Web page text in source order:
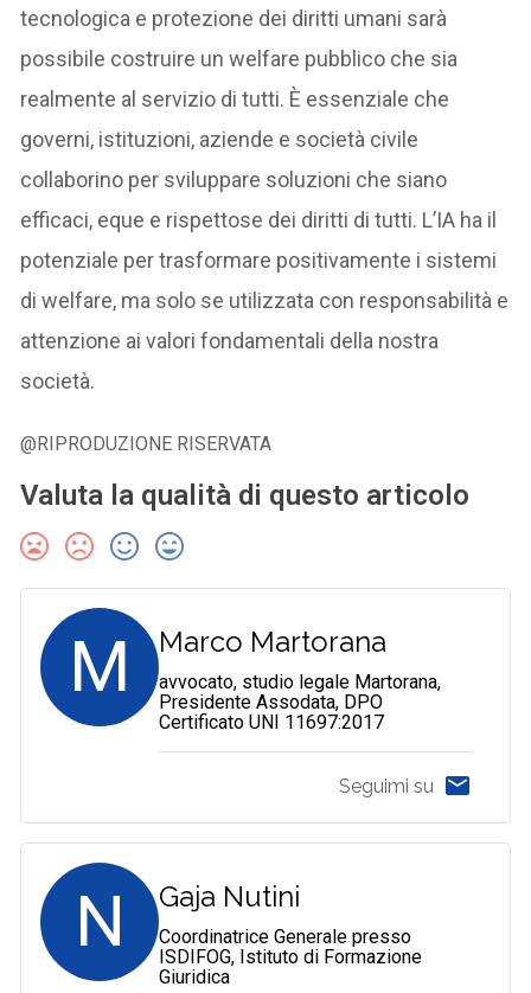
tecnologica e protezione dei diritti umani sarà
possibile costruire un welfare pubblico che sia
realmente al servizio di tutti. È essenziale che
governi, istituzioni, aziende e società civile
collaborino per sviluppare soluzioni che siano
efficaci, eque e rispettose dei diritti di tutti. L’IA ha il
potenziale per trasformare positivamente i sistemi
di welfare, ma solo se utilizzata con responsabilità e
attenzione ai valori fondamentali della nostra
società.
@RIPRODUZIONE RISERVATA
Valuta la qualità di questo articolo
M Marco Martorana
avvocato, studio legale Martorana,
Presidente Assodata, DPO
Certificato UNI 11697:2017
Seguimi su
N Gaja Nutini
Coordinatrice Generale presso
ISDIFOG, Istituto di Formazione
Giuridica